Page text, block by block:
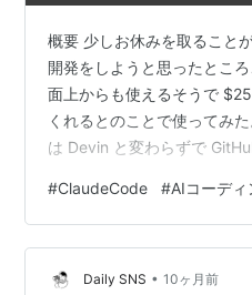
概要 少しお休みを取ること
開発をしようと思ったとこ
面上からも使えるそうで
くれるとのことで使ってみ
は Devin と変わらずで
が動いてくれるものであった
VST3 エフェクトが作りた
装を Claude Code に任せる
トって何？ 音楽作成系のツ
#ClaudeCode #AIコーディ
Daily SNS • 10ヶ月前